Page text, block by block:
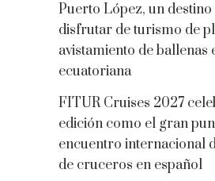
Puerto López, un
disfrutar de turismo de
avistamiento de ballenas
ecuatoriana
FITUR Cruises 2027
edición como el gran
encuentro internacional
de cruceros en español